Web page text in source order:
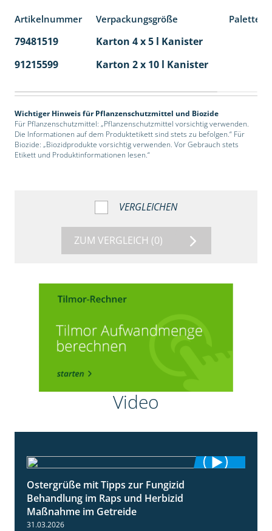
Artikelnummer Verpackungsgröße
79481519 Karton 4 x 5 l Kanister
91215599
Karton 2 x 10 l Kanister
Wichtiger Hinweis für Pflanzenschutzmittel und Biozide
Für Pflanzenschutzmittel: „Pflanzenschutzmittel vorsichtig verwenden.
Die Informationen auf dem Produktetikett sind stets zu befolgen.“ Für
Biozide: „Biozidprodukte vorsichtig verwenden. Vor Gebrauch stets
Etikett und Produktinformationen lesen.“
VERGLEICHEN
ZUM VERGLEICH (0)
Video
Ostergrüße mit Tipps zur Fungizid
Behandlung im Raps und Herbizid
Maßnahme im Getreide
31.03.2026